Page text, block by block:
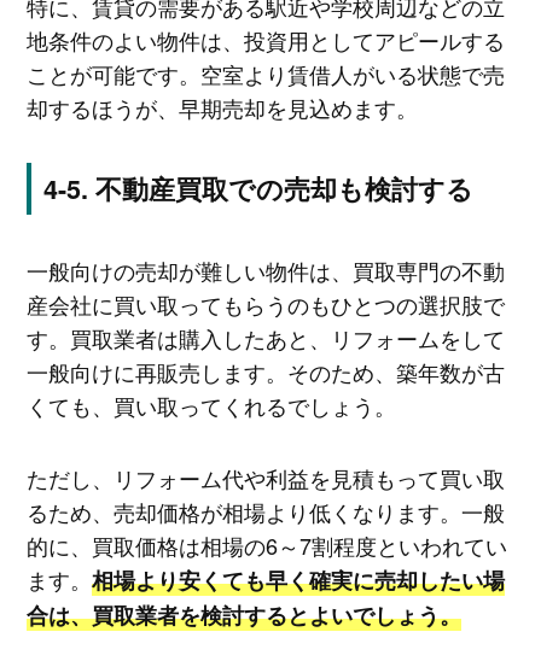
地条件のよい物件は、投資用としてアピールする
ことが可能です。空室より賃借人がいる状態で売
却するほうが、早期売却を見込めます。
不動産買取での売却も検討する
一般向けの売却が難しい物件は、買取専門の不動
産会社に買い取ってもらうのもひとつの選択肢で
す。買取業者は購入したあと、リフォームをして
一般向けに再販売します。そのため、築年数が古
くても、買い取ってくれるでしょう。
ただし、リフォーム代や利益を見積もって買い取
るため、売却価格が相場より低くなります。一般
的に、買取価格は相場の6～7割程度といわれてい
ます。 相場より安くても早く確実に売却したい場
合は、買取業者を検討するとよいでしょう。